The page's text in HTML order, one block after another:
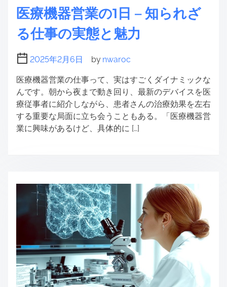
医療機器営業の1日 – 知られざ
る仕事の実態と魅力
2025年2月6日 by nwaroc
医療機器営業の仕事って、実はすごくダイナミックな
んです。朝から夜まで動き回り、最新のデバイスを医
療従事者に紹介しながら、患者さんの治療効果を左右
する重要な局面に立ち会うこともある。「医療機器営
業に興味があるけど、具体的に […]